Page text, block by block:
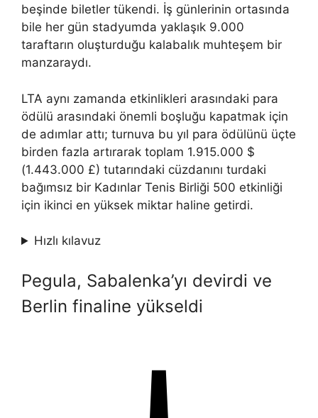
beşinde biletler tükendi. İş günlerinin ortasında
bile her gün stadyumda yaklaşık 9.000
taraftarın oluşturduğu kalabalık muhteşem bir
manzaraydı.
LTA aynı zamanda etkinlikleri arasındaki para
ödülü arasındaki önemli boşluğu kapatmak için
de adımlar attı; turnuva bu yıl para ödülünü üçte
birden fazla artırarak toplam 1.915.000 $
(1.443.000 £) tutarındaki cüzdanını turdaki
bağımsız bir Kadınlar Tenis Birliği 500 etkinliği
için ikinci en yüksek miktar haline getirdi.
Hızlı kılavuz
Pegula, Sabalenka’yı devirdi ve
Berlin finaline yükseldi